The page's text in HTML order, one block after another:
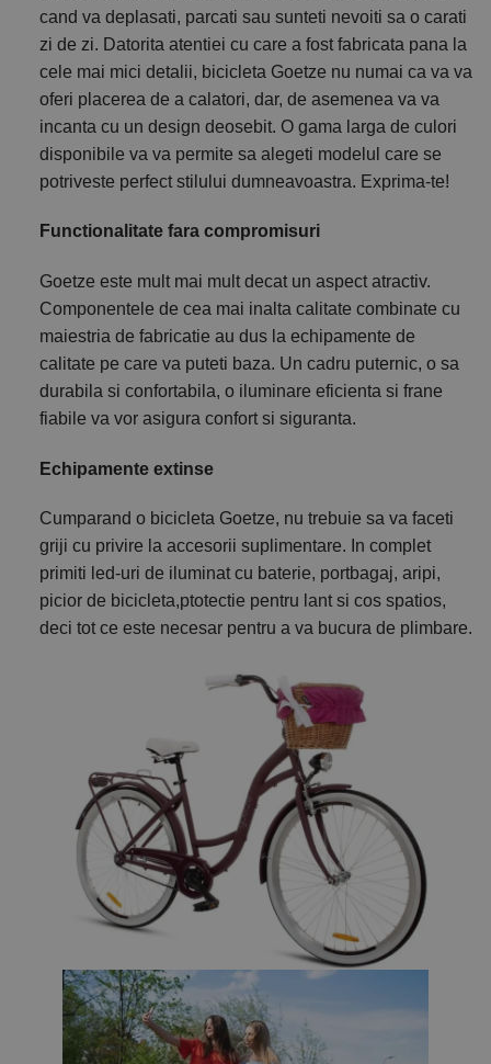
cand va deplasati, parcati sau sunteti nevoiti sa o carati
zi de zi. Datorita atentiei cu care a fost fabricata pana la
cele mai mici detalii, bicicleta Goetze nu numai ca va va
oferi placerea de a calatori, dar, de asemenea va va
incanta cu un design deosebit. O gama larga de culori
disponibile va va permite sa alegeti modelul care se
potriveste perfect stilului dumneavoastra. Exprima-te!
Functionalitate fara compromisuri
Goetze este mult mai mult decat un aspect atractiv.
Componentele de cea mai inalta calitate combinate cu
maiestria de fabricatie au dus la echipamente de
calitate pe care va puteti baza. Un cadru puternic, o sa
durabila si confortabila, o iluminare eficienta si frane
fiabile va vor asigura confort si siguranta.
Echipamente extinse
Cumparand o bicicleta Goetze, nu trebuie sa va faceti
griji cu privire la accesorii suplimentare. In complet
primiti led-uri de iluminat cu baterie, portbagaj, aripi,
picior de bicicleta,ptotectie pentru lant si cos spatios,
deci tot ce este necesar pentru a va bucura de plimbare.